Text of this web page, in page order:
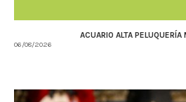
ACUARIO ALTA
06/08/2026